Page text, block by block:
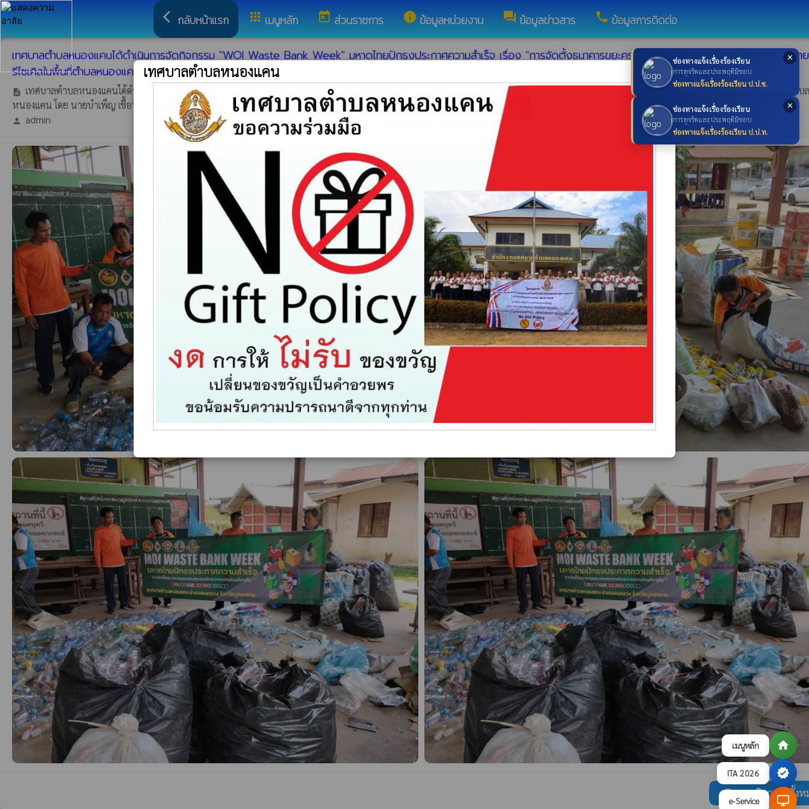
เมนูหลัก home
ITA 2026 verified
e-Service desktop_windows
✕
ช่องทางแจ้งเรื่องร้องเรียน
การทุจริตและประพฤติมิชอบ
ช่องทางแจ้งเรื่องร้องเรียน ป.ป.ช.
✕
ช่องทางแจ้งเรื่องร้องเรียน
การทุจริตและประพฤติมิชอบ
ช่องทางแจ้งเรื่องร้องเรียน ป.ป.ท.
arrow_back_ios กลับหน้าแรก apps เมนูหลัก today ส่วนราชการ info ข้อมูลหน่วยงาน forum ข้อมูลข่าวสาร call ข้อมูลการติดต่อ
เทศบาลตำบลหนองแคนได้ดำเนินการจัดกิจกรรม "WOI Waste Bank Week" มหาดไทยปักธงประกาศความสำเร็จ เรื่อง "การจัดตั้งธนาคารขยะครบทุกองค์กรส่วนท้องถิ่น" และมีการซื้อขา
รีไซเคิลในพื้นที่ตำบลหนองแคน
description เทศบาลตำบลหนองแคนได้ดำเนินการจัดกิจกรรม "WOI Waste Bank Week" มหาดไทยปักธงประกาศความสำเร็จ เรื่อง "การจัดตั้งธนาคารขยะครบทุกองค์กรส่วนท้องถิ่น" และมีการซื้อขายขยะรีไซเคิลในพื้นที่ตำบล
หนองแคน โดย นายบำเพ็ญ เชื้อวังคำ รองนายกเทศมนตรีตำบลหนองแคน พร้อมด้วย ผู้ใหญ่บ้าน หมู่ที่ 1,4,5 บ้านก้านเหลืองดงพนักงาน,เจ้าหน้าที่,พนักงานจ้างเหมาเทศบาลตำบลหนองแคน
person admin
collectionsดูภาพกิจกรรมทั้งห
×
เทศบาลตำบลหนองแคน